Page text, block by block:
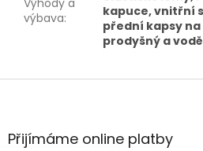
Výhody a
výbava:
kapuce, vnitřní
přední kapsy
prodyšný a
Z
aPřijímáme online platby